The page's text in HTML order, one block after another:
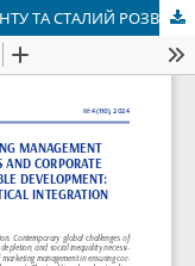
ТЕОРІЇ МАРКЕТИНГОВОГО МЕНЕДЖМЕНТУ ТА СТАЛИЙ РОЗВИТОК КОРПОРАЦІЙ: ТЕОРЕТИЧНА ІНТЕГРАЦІЯ